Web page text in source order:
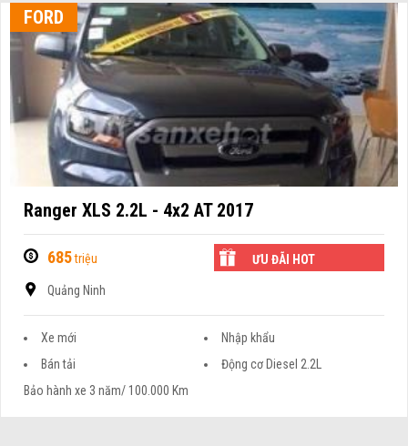
FORD
Ranger XLS 2.2L - 4x2 AT 2017
685triệu ƯU ĐÃI HOT
Quảng Ninh
Xe mới
Nhập khẩu
Bán tải
Động cơ Diesel 2.2L
Bảo hành xe 3 năm/ 100.000 Km